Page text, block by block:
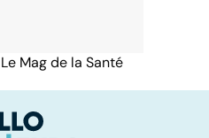
Mag de la Santé